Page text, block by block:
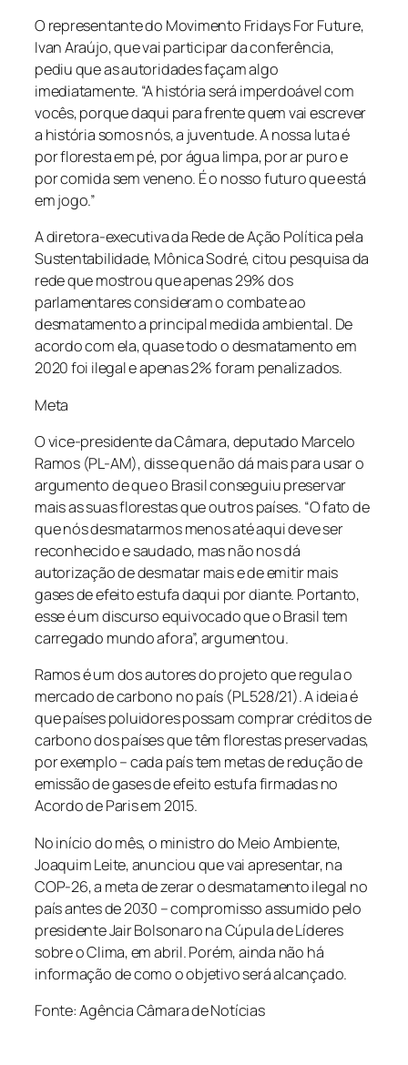
O representante do Movimento Fridays For Future,
Ivan Araújo, que vai participar da conferência,
pediu que as autoridades façam algo
imediatamente. “A história será imperdoável com
vocês, porque daqui para frente quem vai escrever
a história somos nós, a juventude. A nossa luta é
por floresta em pé, por água limpa, por ar puro e
por comida sem veneno. É o nosso futuro que está
em jogo.”
A diretora-executiva da Rede de Ação Política pela
Sustentabilidade, Mônica Sodré, citou pesquisa da
rede que mostrou que apenas 29% dos
parlamentares consideram o combate ao
desmatamento a principal medida ambiental. De
acordo com ela, quase todo o desmatamento em
2020 foi ilegal e apenas 2% foram penalizados.
Meta
O vice-presidente da Câmara, deputado Marcelo
Ramos (PL-AM), disse que não dá mais para usar o
argumento de que o Brasil conseguiu preservar
mais as suas florestas que outros países. “O fato de
que nós desmatarmos menos até aqui deve ser
reconhecido e saudado, mas não nos dá
autorização de desmatar mais e de emitir mais
gases de efeito estufa daqui por diante. Portanto,
esse é um discurso equivocado que o Brasil tem
carregado mundo afora”, argumentou.
Ramos é um dos autores do projeto que regula o
mercado de carbono no país (PL 528/21). A ideia é
que países poluidores possam comprar créditos de
carbono dos países que têm florestas preservadas,
por exemplo – cada país tem metas de redução de
emissão de gases de efeito estufa firmadas no
Acordo de Paris em 2015.
No início do mês, o ministro do Meio Ambiente,
Joaquim Leite, anunciou que vai apresentar, na
COP-26, a meta de zerar o desmatamento ilegal no
país antes de 2030 – compromisso assumido pelo
presidente Jair Bolsonaro na Cúpula de Líderes
sobre o Clima, em abril. Porém, ainda não há
informação de como o objetivo será alcançado.
Fonte: Agência Câmara de Notícias